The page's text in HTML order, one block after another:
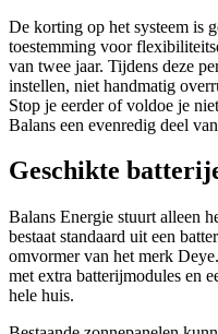
De korting op het systeem is
toestemming voor
van twee jaar. Tijdens deze
instellen, niet handmatig
Stop je eerder of voldoe je
Balans een evenredig deel
Geschikte
Balans Energie stuurt alleen
bestaat standaard uit een
omvormer van het merk
met extra batterijmodules en
hele huis.